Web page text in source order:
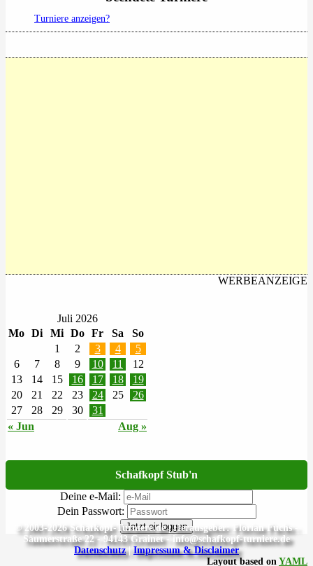
Turniere anzeigen?
WERBEANZEIGE
Juli 2026
Mo Di Mi Do Fr Sa So
« Jun Aug »
1 2 3 4
5
6
7 8 9 10 11
12
13
14 15 16 17 18
19
20
21 22 23 24 25
26
27
28 29 30 31
Schafkopf Stub'n
Deine e-Mail:
Dein Passwort:
Jetzt einloggen
© 2003-2026 Schafkopf-Turniere.de | Herausgeber: Florian Fuchs -
Säumerstraße 22 - 94143 Grainet - info@schafkopf-turniere.de
Datenschutz| Impressum & Disclaimer
Layout based on YAML